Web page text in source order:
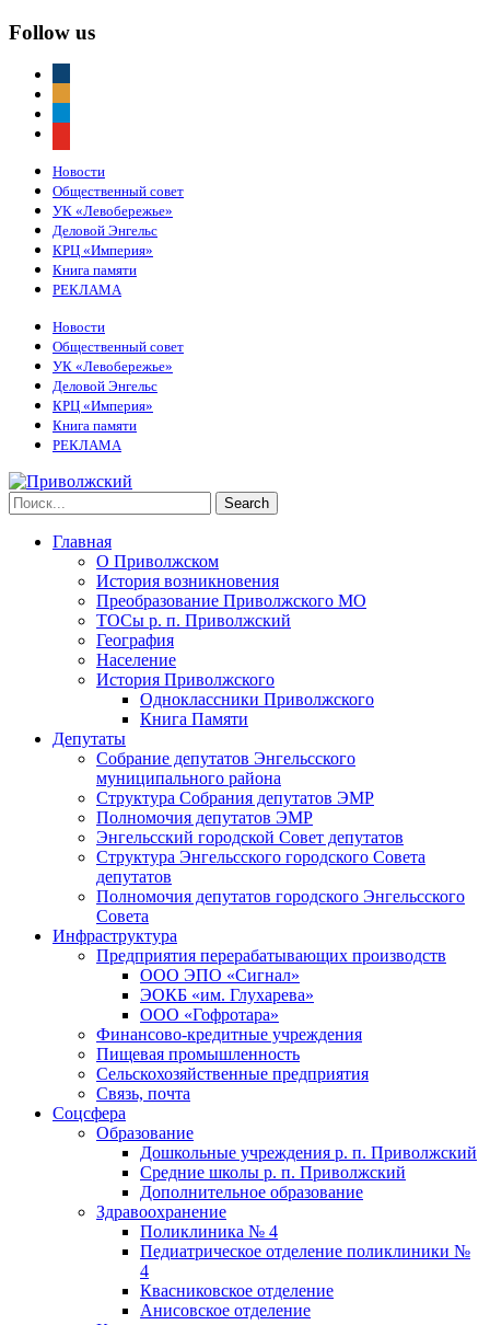
Follow us
Новости
Общественный совет
УК «Левобережье»
Деловой Энгельс
КРЦ «Империя»
Книга памяти
РЕКЛАМА
Новости
Общественный совет
УК «Левобережье»
Деловой Энгельс
КРЦ «Империя»
Книга памяти
РЕКЛАМА
Главная
О Приволжском
История возникновения
Преобразование Приволжского МО
ТОСы р. п. Приволжский
География
Население
История Приволжского
Одноклассники Приволжского
Книга Памяти
Депутаты
Собрание депутатов Энгельсского
муниципального района
Структура Собрания депутатов ЭМР
Полномочия депутатов ЭМР
Энгельсский городской Совет депутатов
Структура Энгельсского городского Совета
депутатов
Полномочия депутатов городского Энгельсского
Совета
Инфраструктура
Предприятия перерабатывающих производств
ООО ЭПО «Сигнал»
ЭОКБ «им. Глухарева»
ООО «Гофротара»
Финансово-кредитные учреждения
Пищевая промышленность
Сельскохозяйственные предприятия
Связь, почта
Соцсфера
Образование
Дошкольные учреждения р. п. Приволжский
Средние школы р. п. Приволжский
Дополнительное образование
Здравоохранение
Поликлиника № 4
Педиатрическое отделение поликлиники №
4
Квасниковское отделение
Анисовское отделение